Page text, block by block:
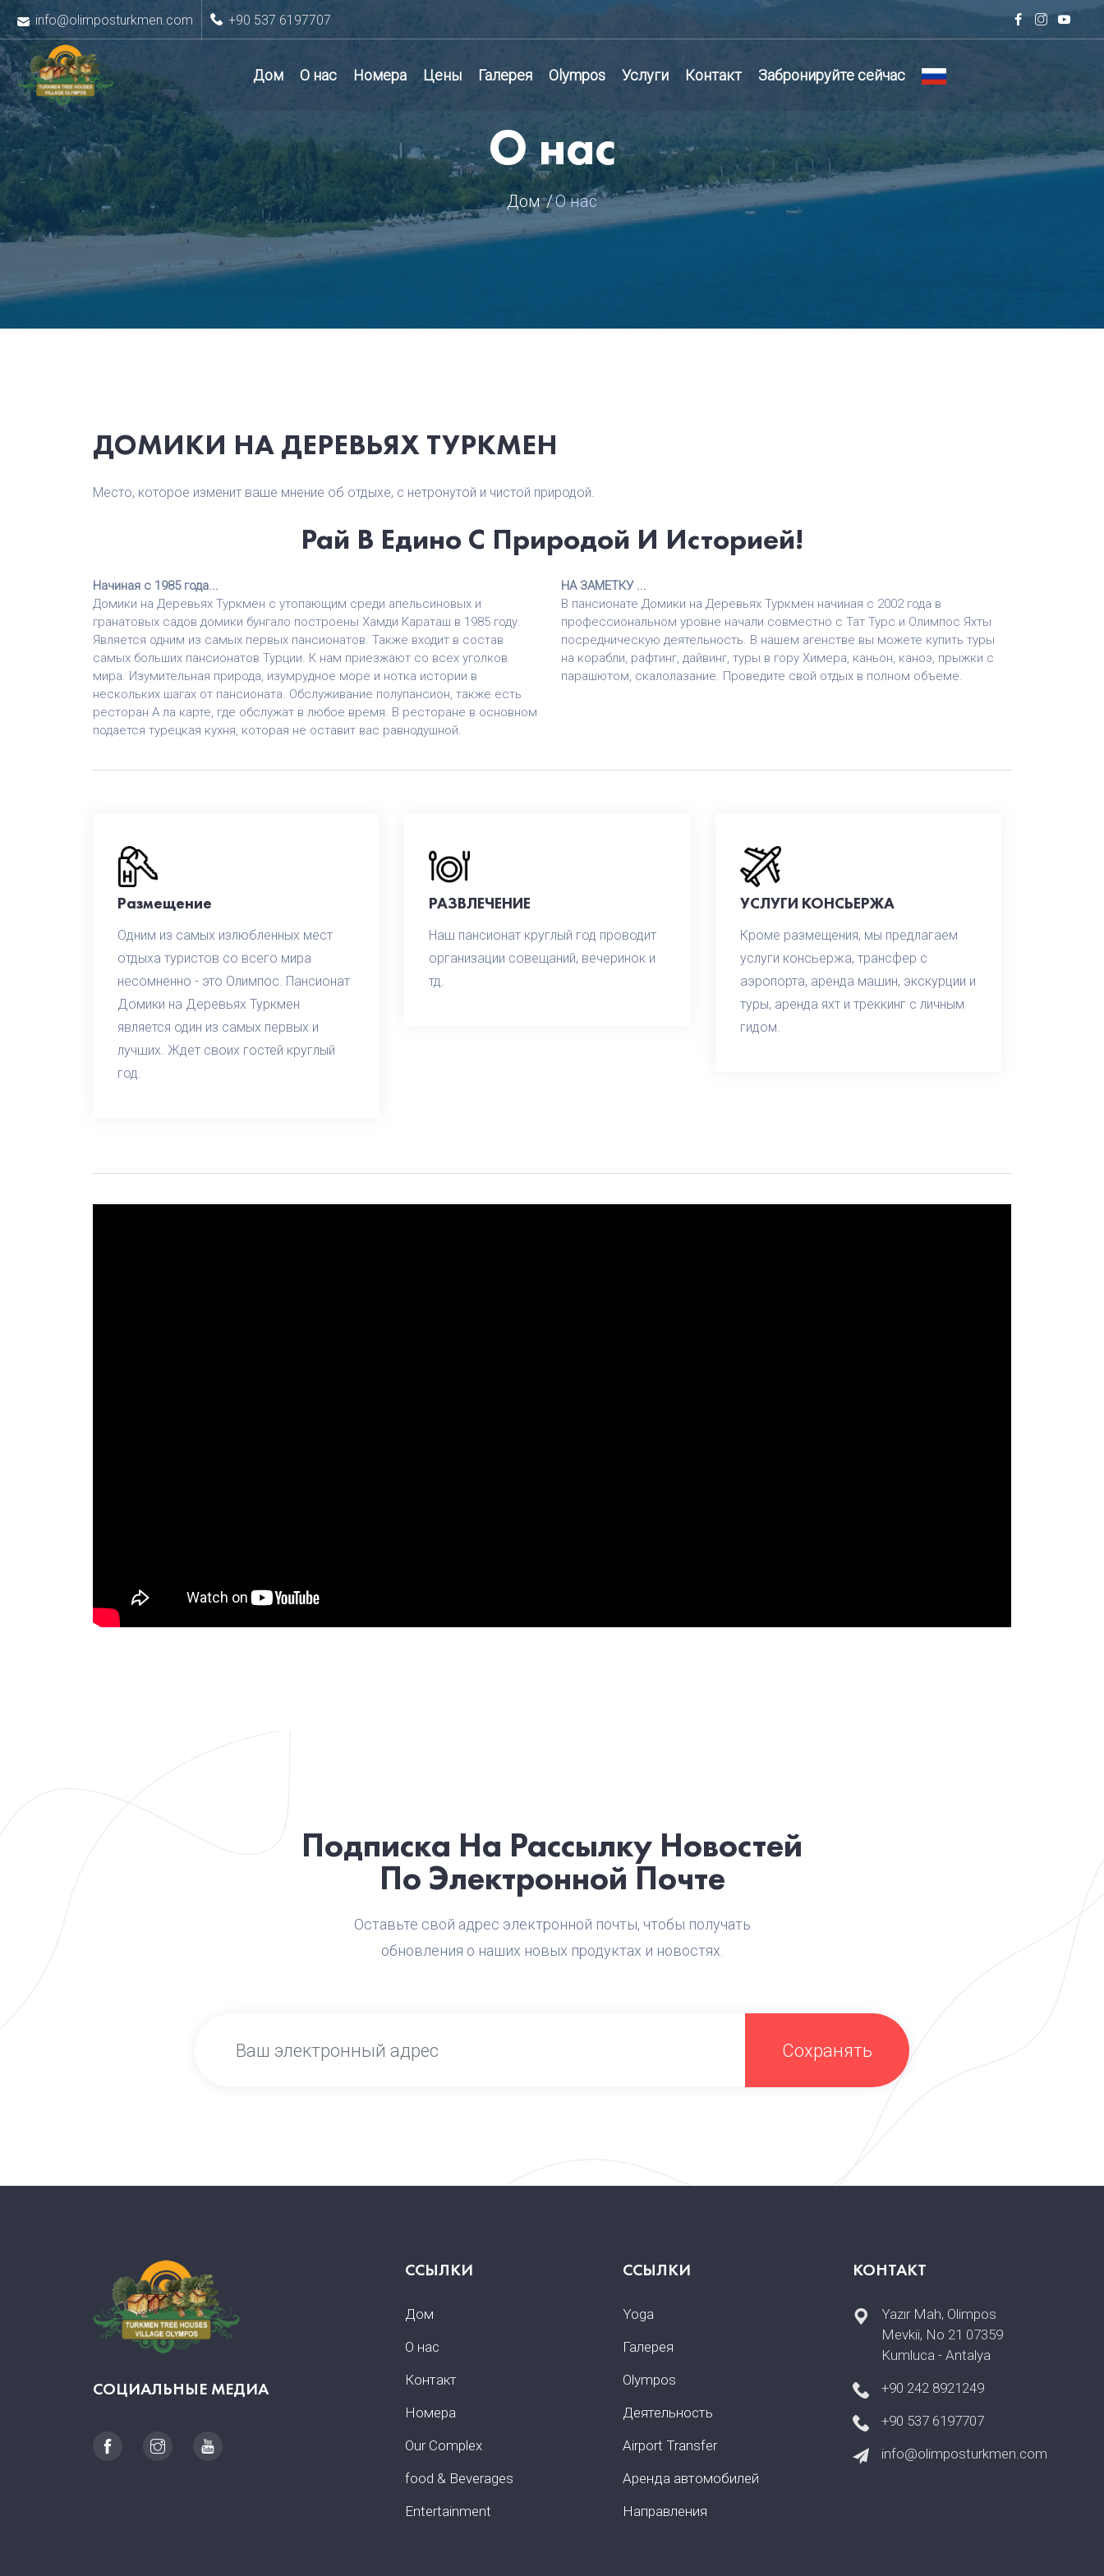
info@olimposturkmen.com +90 537 6197707
Дом О нас Номера Цены Галерея Olympos Услуги Контакт Забронируйте сейчас
О нас
Дом О нас
ДОМИКИ НА ДЕРЕВЬЯХ ТУРКМЕН
Место, которое изменит ваше мнение об отдыхе, с нетронутой и чистой природой.
Рай В Едино С Природой И Историей!
Начиная с 1985 года...
Домики на Деревьях Туркмен с утопающим среди апельсиновых и
гранатовых садов домики бунгало построены Хамди Караташ в 1985 году.
Является одним из самых первых пансионатов. Также входит в состав
самых больших пансионатов Турции. К нам приезжают со всех уголков
мира. Изумительная природа, изумрудное море и нотка истории в
нескольких шагах от пансионата. Обслуживание полупансион, также есть
ресторан А ла карте, где обслужат в любое время. В ресторане в основном
подается турецкая кухня, которая не оставит вас равнодушной.
НА ЗАМЕТКУ ...
В пансионате Домики на Деревьях Туркмен начиная с 2002 года в
профессиональном уровне начали совместно с Тат Турс и Олимпос Яхты
посредническую деятельность. В нашем агенстве вы можете купить туры
на корабли, рафтинг, дайвинг, туры в гору Химера, каньон, каноэ, прыжки с
парашютом, скалолазание. Проведите свой отдых в полном объеме.
Размещение
Одним из самых излюбленных мест
отдыха туристов со всего мира
несомненно - это Олимпос. Пансионат
Домики на Деревьях Туркмен
является один из самых первых и
лучших. Ждет своих гостей круглый
год.
РАЗВЛЕЧЕНИЕ
Наш пансионат круглый год проводит
организации совещаний, вечеринок и
тд.
УСЛУГИ КОНСЬЕРЖА
Кроме размещения, мы предлагаем
услуги консьержа, трансфер с
аэропорта, аренда машин, экскурции и
туры, аренда яхт и треккинг с личным
гидом.
Подписка На Рассылку Новостей
По Электронной Почте
Оставьте свой адрес электронной почты, чтобы получать
обновления о наших новых продуктах и новостях.
Сохранять
СОЦИАЛЬНЫЕ МЕДИА
ССЫЛКИ
Дом
О нас
Контакт
Номера
Our Complex
food & Beverages
Entertainment
ССЫЛКИ
Yoga
Галерея
Olympos
Деятельность
Airport Transfer
Аренда автомобилей
Направления
КОНТАКТ
Yazır Mah, Olimpos
Mevkii, No 21 07359
Kumluca - Antalya
+90 242 8921249
+90 537 6197707
info@olimposturkmen.com